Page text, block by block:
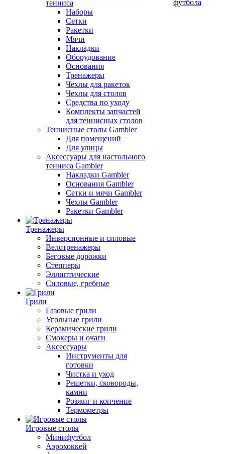
тенниса
Наборы
Сетки
Ракетки
Мячи
Накладки
Оборудование
Основания
Тренажеры
Чехлы для ракеток
Чехлы для столов
Средства по уходу
Комплекты запчастей
для теннисных столов
Теннисные столы Gambler
Для помещений
Для улицы
Аксессуары для настольного
тенниса Gambler
Накладки Gambler
Основания Gambler
Сетки и мячи Gambler
Чехлы Gambler
Ракетки Gambler
Тренажеры
Инверсионные и силовые
Велотренажеры
Беговые дорожки
Степперы
Эллиптические
Силовые, гребные
Грили
Газовые грили
Угольные грили
Керамические грили
Смокеры и очаги
Аксессуары
Инструменты для
готовки
Чистка и уход
Решетки, сковороды,
камни
Розжиг и копчение
Термометры
Игровые столы
Минифутбол
Аэрохоккей
футбола